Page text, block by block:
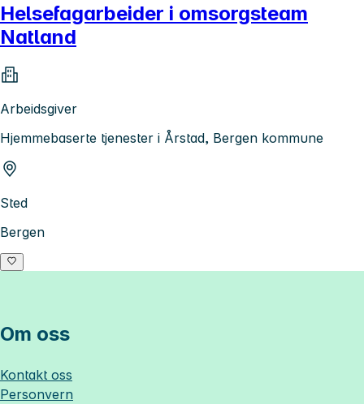
Helsefagarbeider i omsorgsteam
Natland
Arbeidsgiver
Hjemmebaserte tjenester i Årstad, Bergen kommune
Sted
Bergen
Om oss
Kontakt oss
Personvern